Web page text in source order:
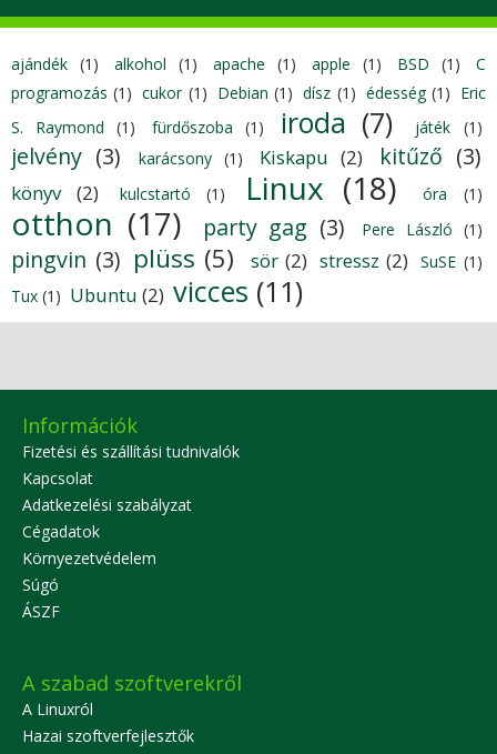
ajándék (1) alkohol (1) apache (1) apple (1) BSD (1)
C
programozás (1) cukor (1) Debian (1) dísz (1) édesség (1) Eric
S. Raymond
(1) fürdőszoba (1) iroda (7) játék (1)
jelvény (3) karácsony (1) Kiskapu (2) kitűző (3)
könyv (2) kulcstartó (1) Linux (18) óra (1)
otthon (17) party gag (3) Pere László (1)
pingvin (3) plüss (5) sör (2) stressz (2) SuSE (1)
Tux (1) Ubuntu (2) vicces (11)
Információk
Fizetési és szállítási tudnivalók
Kapcsolat
Adatkezelési szabályzat
Cégadatok
Környezetvédelem
Súgó
ÁSZF
A szabad szoftverekről
A Linuxról
Hazai szoftverfejlesztők